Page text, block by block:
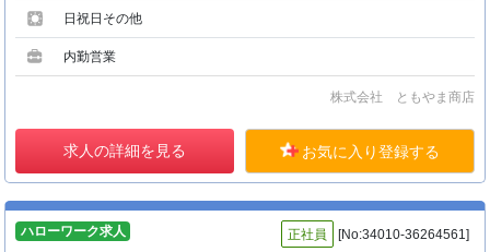
日祝日その他
内勤営業
株式会社 ともやま商店
求人の詳細を見る お気に入り登録する
ハローワーク求人 正社員 [No:34010-36264561]